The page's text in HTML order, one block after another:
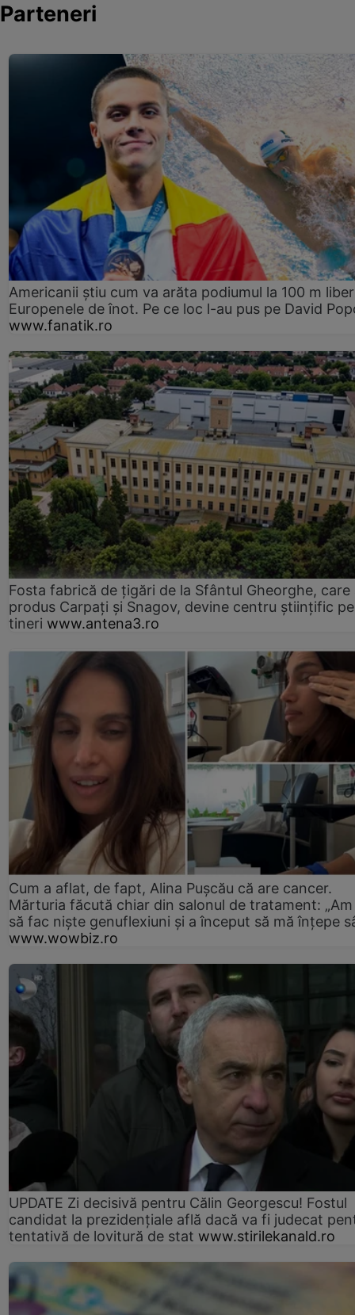
Parteneri
Americanii știu cum va arăta podiumul la 100 m
Europenele de înot. Pe ce loc l-au pus pe David
www.fanatik.ro
Fosta fabrică de țigări de la Sfântul Gheorghe, care
produs Carpați și Snagov, devine centru științific
tineri www.antena3.ro
Cum a aflat, de fapt, Alina Pușcău că are cancer.
Mărturia făcută chiar din salonul de tratament:
să fac niște genuflexiuni și a început să mă înțepe
www.wowbiz.ro
UPDATE Zi decisivă pentru Călin Georgescu! Fostul
candidat la prezidențiale află dacă va fi judecat
tentativă de lovitură de stat www.stirilekanald.ro